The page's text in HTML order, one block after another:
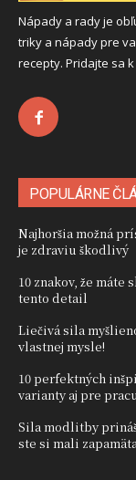
Nápady a rady je
triky a nápady pre
recepty. Pridajte sa
POPULÁRNE
Najhoršia možná
je zdraviu škodlivý
10 znakov, že máte
tento detail
Liečivá sila
vlastnej mysle!
10 perfektných
varianty aj pre
Sila modlitby
ste si mali